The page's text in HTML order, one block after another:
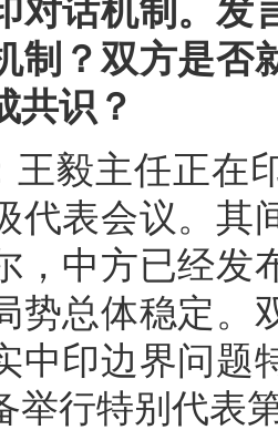
对话机制。发
制？双方是否
共识？
王毅主任正在
代表会议。其
，中方已经发
势总体稳定。
中印边界问题
举行特别代表